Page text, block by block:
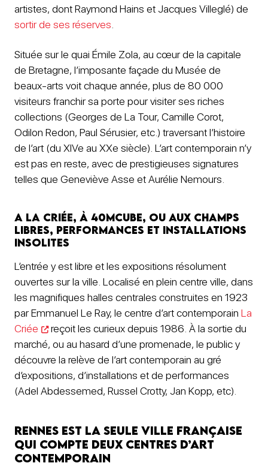
artistes, dont Raymond Hains et Jacques Villeglé) de
sortir de ses réserves
Située sur le quai Émile Zola, au cœur de la capitale
de Bretagne, l’imposante façade du Musée de
beaux-arts voit chaque année, plus de 80 000
visiteurs franchir sa porte pour visiter ses riches
collections (Georges de La Tour, Camille Corot,
Odilon Redon, Paul Sérusier, etc.) traversant l’histoire
de l’art (du XIVe au XXe siècle). L’art contemporain n’y
est pas en reste, avec de prestigieuses signatures
telles que Geneviève Asse et Aurélie Nemours.
A la Criée, à 40mcube, ou aux Champs
Libres, performances et installations
insolites
L’entrée y est libre et les expositions résolument
ouvertes sur la ville. Localisé en plein centre ville, dans
les magnifiques halles centrales construites en 1923
par Emmanuel Le Ray, le centre d’art contemporain La
Criée
reçoit les curieux depuis 1986. À la sortie du
marché, ou au hasard d’une promenade, le public y
découvre la relève de l’art contemporain au gré
d’expositions, d’installations et de performances
(Adel Abdessemed, Russel Crotty, Jan Kopp, etc).
Rennes est la seule ville française
qui compte deux centres d’art
contemporain